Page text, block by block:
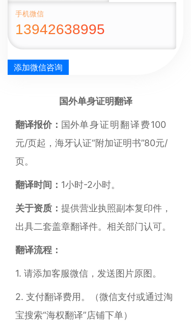
手机微信
13942638995
添加微信咨询
国外单身证明翻译
翻译报价： 国外单身证明 翻译费100
元/页起，海牙认证“附加证明书”80元/
页。
翻译时间： 1小时-2小时。
关于资质： 提供营业执照副本复印件，
出具二套盖章翻译件。相关部门认可。
翻译流程：
1. 请添加客服微信，发送图片原图。
2. 支付翻译费用。（微信支付或通过淘
宝搜索“海权翻译”店铺下单）